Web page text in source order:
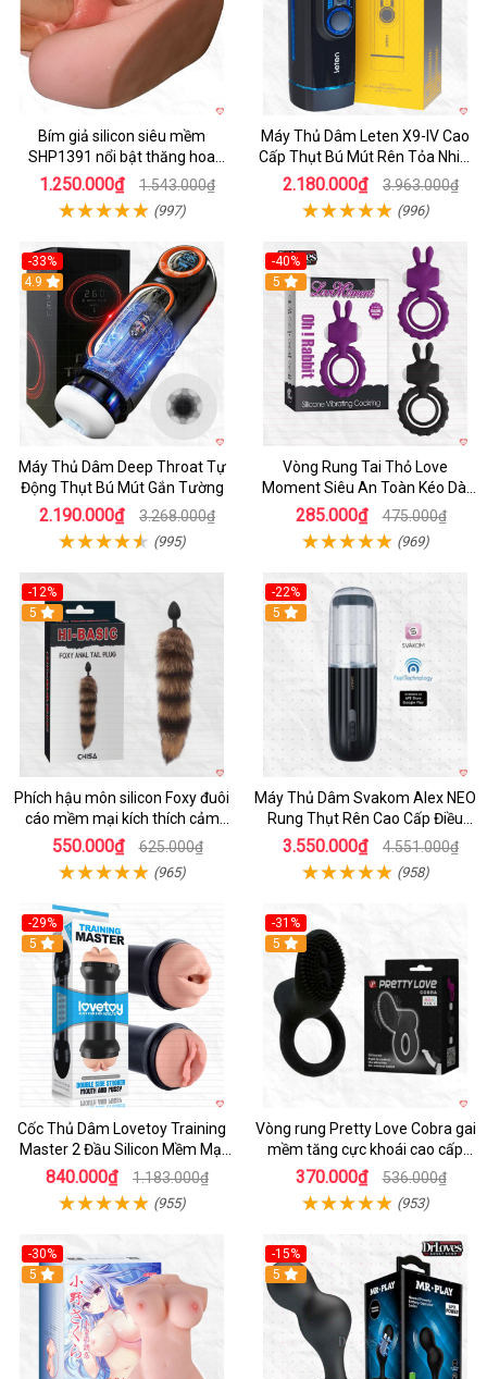
Bím giả silicon siêu mềm
SHP1391 nổi bật thăng hoa
hoàn hảo
1.250.000₫ 1.543.000₫
(997)
Máy Thủ Dâm Leten X9-IV Cao
Cấp Thụt Bú Mút Rên Tỏa Nhiệt
Sạc Pin
2.180.000₫ 3.963.000₫
(996)
-33%
Hot
4.9
Máy Thủ Dâm Deep Throat Tự
Động Thụt Bú Mút Gắn Tường
2.190.000₫ 3.268.000₫
(995)
-40%
5
Vòng Rung Tai Thỏ Love
Moment Siêu An Toàn Kéo Dài
Thời Gian
285.000₫ 475.000₫
(969)
-12%
Hot
5
Phích hậu môn silicon Foxy đuôi
cáo mềm mại kích thích cảm
giác mới
550.000₫ 625.000₫
(965)
-22%
5
Máy Thủ Dâm Svakom Alex NEO
Rung Thụt Rên Cao Cấp Điều
Khiển App
3.550.000₫ 4.551.000₫
(958)
-29%
Hot
5
Cốc Thủ Dâm Lovetoy Training
Master 2 Đầu Silicon Mềm Mại
Tiện Lợi
840.000₫ 1.183.000₫
(955)
-31%
5
Vòng rung Pretty Love Cobra gai
mềm tăng cực khoái cao cấp
chính hãng
370.000₫ 536.000₫
(953)
-30%
Hot
5
-15%
Hot
5